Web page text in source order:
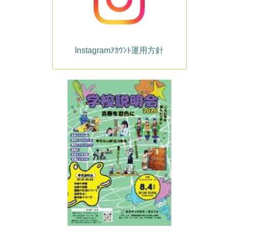
Instagramｱｶｳﾝﾄ運用方針